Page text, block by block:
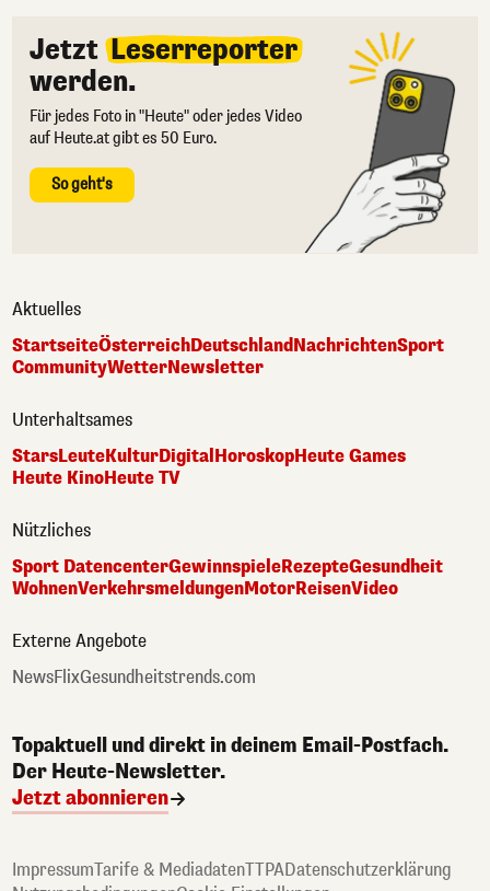
Jetzt Leserreporter
werden.
Für jedes Foto in "Heute" oder jedes Video
auf Heute.at gibt es 50 Euro.
So geht's
Aktuelles
StartseiteÖsterreichDeutschlandNachrichtenSport
CommunityWetterNewsletter
Unterhaltsames
StarsLeuteKulturDigital HoroskopHeute Games
Heute KinoHeute TV
Nützliches
Sport DatencenterGewinnspieleRezepteGesundheit
WohnenVerkehrsmeldungenMotorReisenVideo
Externe Angebote
NewsFlixGesundheitstrends.com
Topaktuell und direkt in deinem Email-Postfach.
Der Heute-Newsletter.
Jetzt abonnieren
ImpressumTarife & MediadatenTTPADatenschutzerklärung